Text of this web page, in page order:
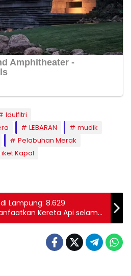
Idulfitri
LEBARAN
mudik
Pelabuhan Merak
Kapal
Lampung: 8.629
Kereta Api selama
Idulfitri 2024